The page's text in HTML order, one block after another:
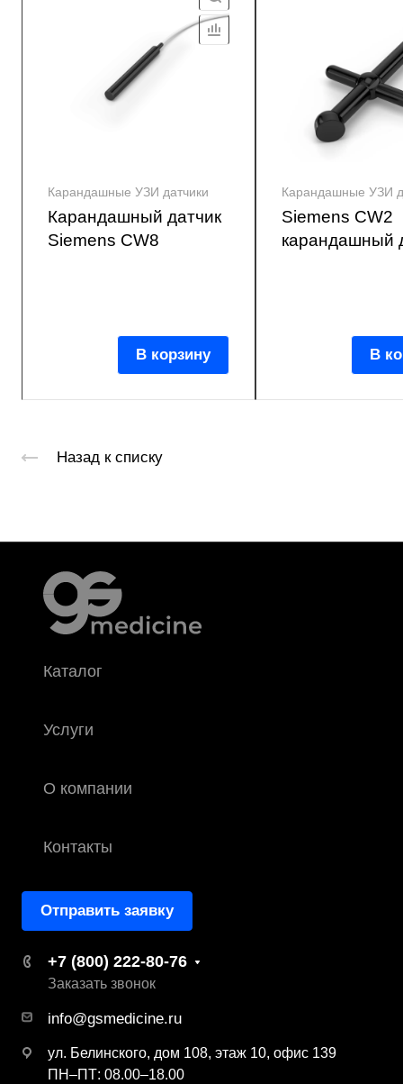
Карандашные УЗИ датчики
Карандашный датчик
Siemens CW8
В корзину
Карандашные УЗИ
Siemens CW2
карандашный
В
Назад к списку
Каталог
Услуги
О компании
Контакты
Отправить заявку
+7 (800) 222-80-76
Заказать звонок
info@gsmedicine.ru
ул. Белинского, дом 108, этаж 10, офис 139
ПН–ПТ: 08.00–18.00